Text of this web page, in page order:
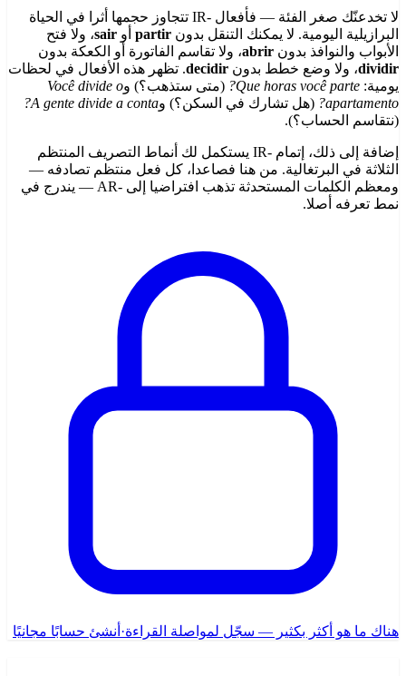
لا تخدعنّك صغر الفئة — فأفعال -IR تتجاوز حجمها أثرا في الحياة
البرازيلية اليومية. لا يمكنك التنقل بدون partir أو sair، ولا فتح
الأبواب والنوافذ بدون abrir، ولا تقاسم الفاتورة أو الكعكة بدون
dividir، ولا وضع خطط بدون decidir. تظهر هذه الأفعال في لحظات
يومية: Que horas você parte? (متى ستذهب؟) وVocê divide o
apartamento?
(هل تشارك في السكن؟) وA gente divide a conta?
(نتقاسم الحساب؟).
إضافة إلى ذلك، إتمام -IR يستكمل لك أنماط التصريف المنتظم
الثلاثة في البرتغالية. من هنا فصاعدا، كل فعل منتظم تصادفه —
ومعظم الكلمات المستحدثة تذهب افتراضيا إلى -AR — يندرج في
نمط تعرفه أصلا.
هناك ما هو أكثر بكثير — سجّل لمواصلة القراءة· أنشئ حسابًا مجانيًا